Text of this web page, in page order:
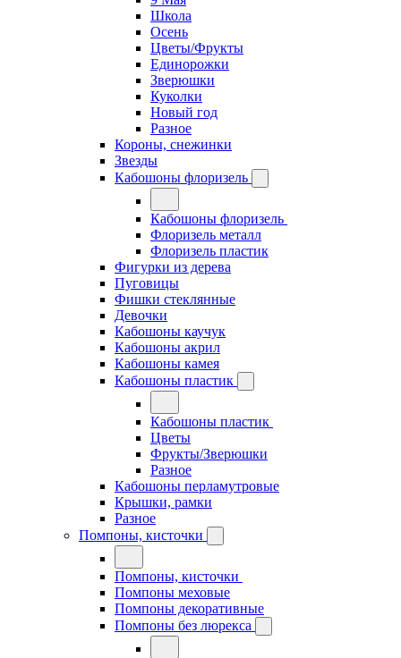
Школа
Осень
Цветы/Фрукты
Единорожки
Зверюшки
Куколки
Новый год
Разное
Короны, снежинки
Звезды
Кабошоны флоризель
Кабошоны флоризель
Флоризель металл
Флоризель пластик
Фигурки из дерева
Пуговицы
Фишки стеклянные
Девочки
Кабошоны каучук
Кабошоны акрил
Кабошоны камея
Кабошоны пластик
Кабошоны пластик
Цветы
Фрукты/Зверюшки
Разное
Кабошоны перламутровые
Крышки, рамки
Разное
Помпоны, кисточки
Помпоны, кисточки
Помпоны меховые
Помпоны декоративные
Помпоны без люрекса